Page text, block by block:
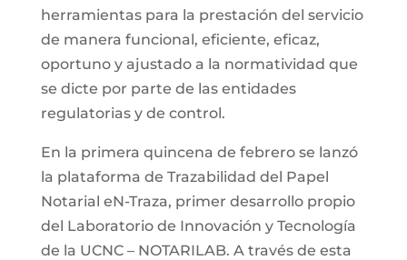
herramientas para la prestación del servicio
de manera funcional, eficiente, eficaz,
oportuno y ajustado a la normatividad que
se dicte por parte de las entidades
regulatorias y de control.
En la primera quincena de febrero se lanzó
la plataforma de Trazabilidad del Papel
Notarial eN-Traza, primer desarrollo propio
del Laboratorio de Innovación y Tecnología
de la UCNC – NOTARILAB. A través de esta